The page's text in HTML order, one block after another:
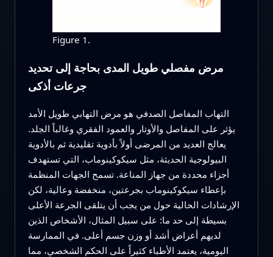
Figure 1.
مرض مفصلي طويل المدى بحاجة إلى تحديد
جرعات أذكى
التهاب المفاصل الصدفي هو مرض التهابي طويل الأمد
يؤثر على المفاصل والأوتار والعمود الفقري وغالباً الجلد.
يعالج العديد من المرضى أولاً بأدوية تقليدية ثم بالأدوية
البيولوجية الحديثة، مثل سيكوكينوماب، التي تستهدف
أجزاء محددة من جهاز المناعة. تسمح الجهات المنظمة
بإعطاء سيكوكينوماب بجرعتين، منخفضة وعالية، لكن
الإرشادات الحالية حول من يجب أن يتلقى الجرعة الأعلى
بسيطة إلى حد ما: على سبيل المثال، الأشخاص الذين
لديهم أعراض أشد أو وزن جسم أعلى. في الممارسة
اليومية، يعتمد الأطباء كثيراً على الحكم الشخصي، مما